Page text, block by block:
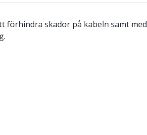
förhindra skador på kabeln samt med